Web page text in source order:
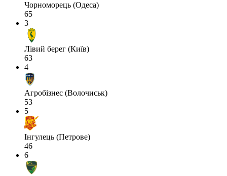
Чорноморець (Одеса)
65
3
Лівий берег (Київ)
63
4
Агробізнес (Волочиськ)
53
5
Інгулець (Петрове)
46
6